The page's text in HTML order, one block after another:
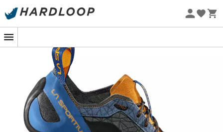
Promos d'été 🔥 -5 % EXTRA dès 2 produits* code Summer5
Eco-conçu